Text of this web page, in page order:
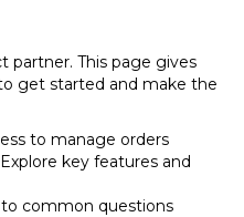
partner. This page gives
get started and make the
to manage orders
key features and
to common questions